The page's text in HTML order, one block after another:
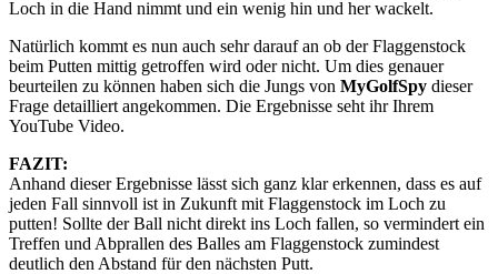
Loch in die Hand nimmt und ein wenig hin und her wackelt.
Natürlich kommt es nun auch sehr darauf an ob der Flaggenstock
beim Putten mittig getroffen wird oder nicht. Um dies genauer
beurteilen zu können haben sich die Jungs von MyGolfSpy dieser
Frage detailliert angekommen. Die Ergebnisse seht ihr Ihrem
YouTube Video.
FAZIT:
Anhand dieser Ergebnisse lässt sich ganz klar erkennen, dass es auf
jeden Fall sinnvoll ist in Zukunft mit Flaggenstock im Loch zu
putten! Sollte der Ball nicht direkt ins Loch fallen, so vermindert ein
Treffen und Abprallen des Balles am Flaggenstock zumindest
deutlich den Abstand für den nächsten Putt.